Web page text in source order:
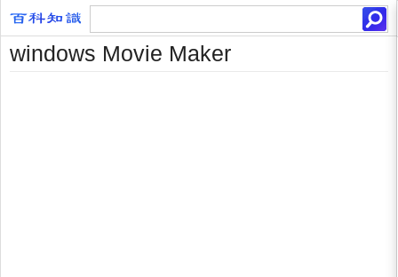
windows Movie Maker